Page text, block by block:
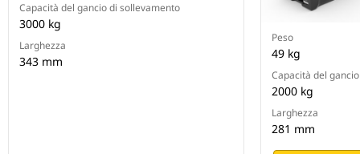
Capacità del gancio di sollevamento
3000 kg
Larghezza
343 mm
Peso
49 kg
Capacità del
2000 kg
Larghezza
281 mm